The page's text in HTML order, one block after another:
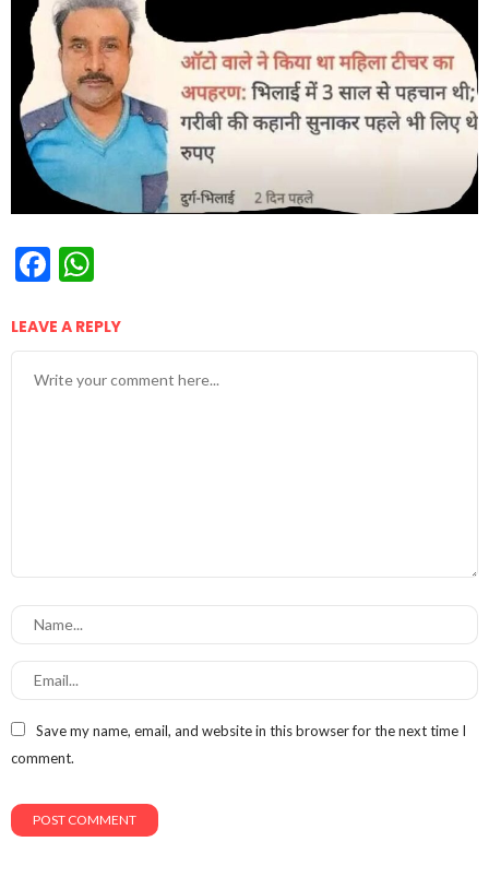
Facebook
LEAVE A REPLY
Save my name, email, and website in this browser for the next time I
comment.